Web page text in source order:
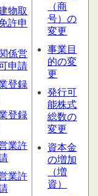
物取
許申
係営
申請
登録
登録
業許
業許
（商
号）の
変更
事業目
的の変
更
発行可
能株式
総数の
変更
資本金
の増加
（増
資）